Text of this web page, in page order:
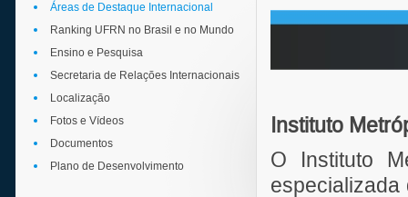
Áreas de Destaque Internacional
Ranking UFRN no Brasil e no Mundo
Ensino e Pesquisa
Secretaria de Relações Internacionais
Localização
Fotos e Vídeos
Documentos
Plano de Desenvolvimento
Instituto
O Instituto